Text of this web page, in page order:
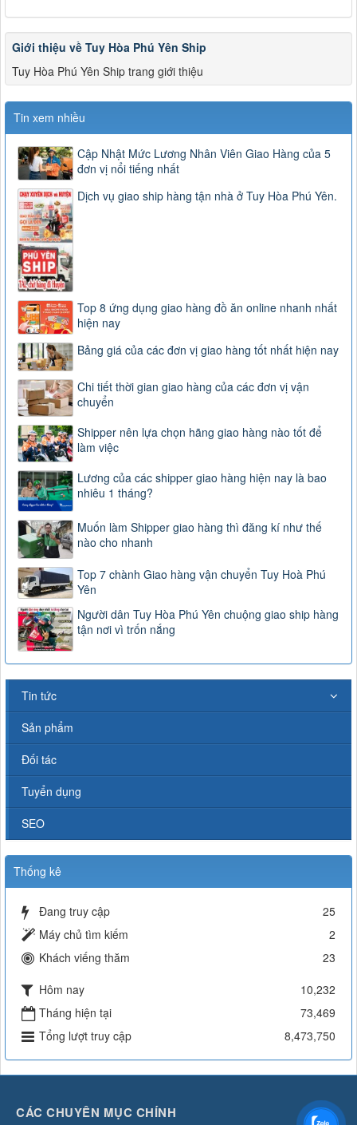
Giới thiệu về Tuy Hòa Phú Yên Ship
Tuy Hòa Phú Yên Ship trang giới thiệu
Tin xem nhiều
Cập Nhật Mức Lương Nhân Viên Giao Hàng của 5
đơn vị nổi tiếng nhất
Dịch vụ giao ship hàng tận nhà ở Tuy Hòa Phú Yên.
Top 8 ứng dụng giao hàng đồ ăn online nhanh nhất
hiện nay
Bảng giá của các đơn vị giao hàng tốt nhất hiện nay
Chi tiết thời gian giao hàng của các đơn vị vận
chuyển
Shipper nên lựa chọn hãng giao hàng nào tốt để
làm việc
Lương của các shipper giao hàng hiện nay là bao
nhiêu 1 tháng?
Muốn làm Shipper giao hàng thì đăng kí như thế
nào cho nhanh
Top 7 chành Giao hàng vận chuyển Tuy Hoà Phú
Yên
Người dân Tuy Hòa Phú Yên chuộng giao ship hàng
tận nơi vì trốn nắng
Tin tức
Sản phẩm
Đối tác
Tuyển dụng
SEO
Thống kê
Đang truy cập
25
Máy chủ tìm kiếm
2
Khách viếng thăm
23
Hôm nay
10,232
Tháng hiện tại
73,469
Tổng lượt truy cập
8,473,750
CÁC CHUYÊN MỤC CHÍNH